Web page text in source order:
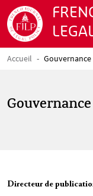
Aller au contenu
Fil d'Ariane
Accueil
Texte
Directeur de